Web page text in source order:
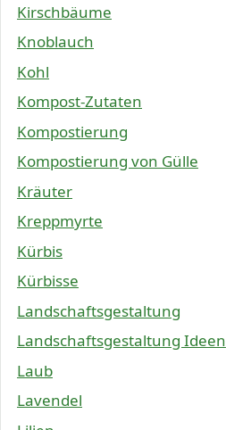
Kirschbäume
Knoblauch
Kohl
Kompost-Zutaten
Kompostierung
Kompostierung von Gülle
Kräuter
Kreppmyrte
Kürbis
Kürbisse
Landschaftsgestaltung
Landschaftsgestaltung Ideen
Laub
Lavendel